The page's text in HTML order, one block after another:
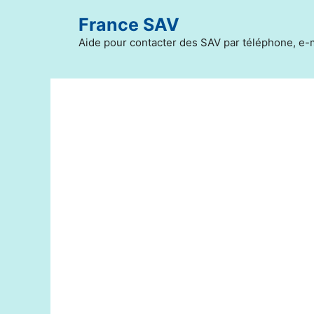
France SAV
Aide pour contacter des SAV par téléphone,